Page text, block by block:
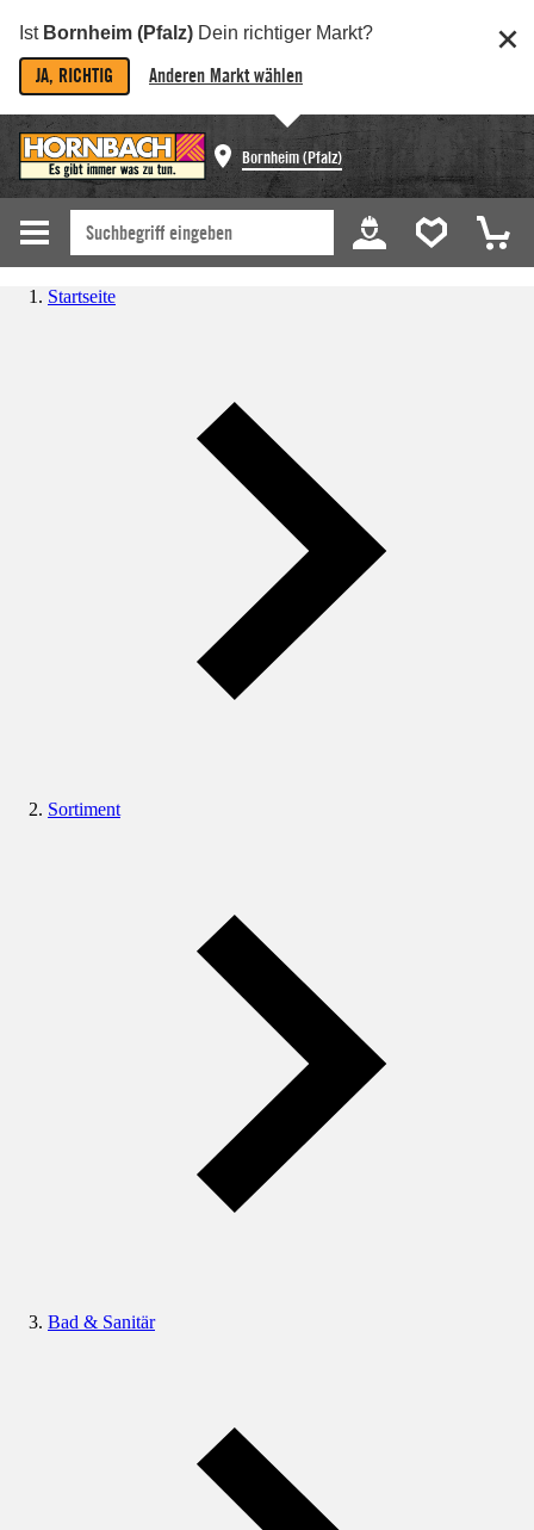
Ist Bornheim (Pfalz) Dein richtiger Markt?
JA, RICHTIG Anderen Markt wählen
Bornheim (Pfalz)
Startseite
Sortiment
Bad & Sanitär